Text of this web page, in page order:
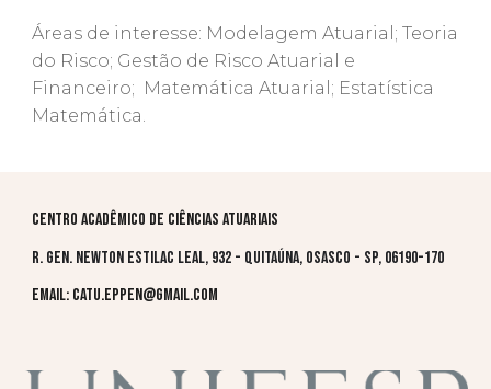
Áreas de interesse: Modelagem Atuarial; Teoria
do Risco; Gestão de Risco Atuarial e
Financeiro; Matemática Atuarial; Estatística
Matemática.
Centro Acadêmico de Ciências Atuariais
R. Gen. Newton Estilac Leal, 932 - Quitaúna, Osasco - SP, 06190-170
Email: catu.eppen@gmail.com